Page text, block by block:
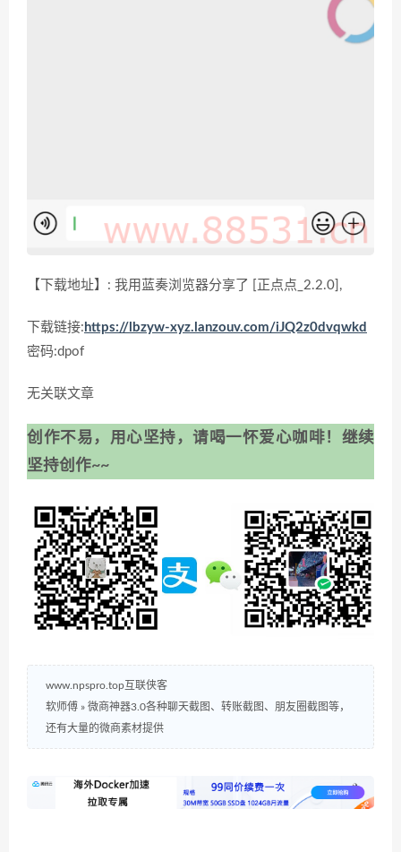
【下载地址】: 我用蓝奏浏览器分享了 [正点点_2.2.0],
下载链接: https://lbzyw-xyz.lanzouv.com/iJQ2z0dvqwkd
密码:dpof
无关联文章
创作不易，用心坚持，请喝一怀爱心咖啡！继续
坚持创作~~
www.npspro.top互联侠客
软师傅 » 微商神器3.0各种聊天截图、转账截图、朋友圈截图等，
还有大量的微商素材提供